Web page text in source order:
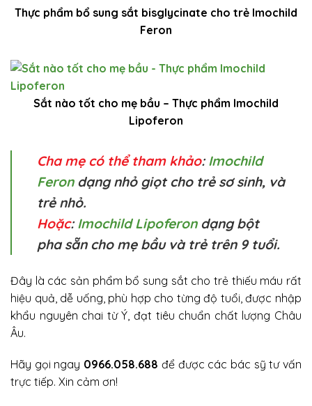
Thực phẩm bổ sung sắt bisglycinate cho trẻ Imochild
Feron
Sắt nào tốt cho mẹ bầu – Thực phẩm Imochild
Lipoferon
Cha mẹ có thể tham khảo:Imochild
Ferondạng nhỏ giọt cho trẻ sơ sinh, và
trẻ nhỏ.
Hoặc:Imochild Lipoferondạng bột
pha sẵn cho mẹ bầu và trẻ trên 9 tuổi.
Đây là các sản phẩm bổ sung sắt cho trẻ thiếu máu rất
hiệu quả, dễ uống, phù hợp cho từng độ tuổi, được nhập
khẩu nguyên chai từ Ý, đạt tiêu chuẩn chất lượng Châu
Âu.
Hãy gọi ngay 0966.058.688 để được các bác sỹ tư vấn
trực tiếp. Xin cảm ơn!